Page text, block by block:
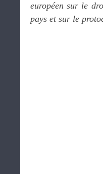
européen sur le
pays et sur le